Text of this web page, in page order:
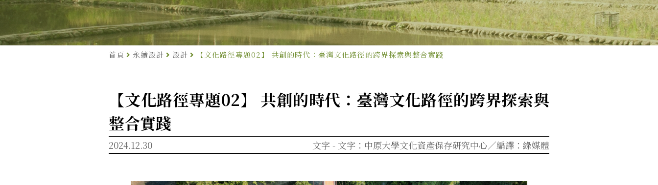
首頁 永續設計 設計 【文化路徑專題02】 共創的時代：臺灣文化路徑的跨界探索與整合實踐
【文化路徑專題02】 共創的時代：臺灣文化路徑的跨界探索與
整合實踐
2024.12.30 文字 - 文字：中原大學文化資產保存研究中心／編譯：綠媒體